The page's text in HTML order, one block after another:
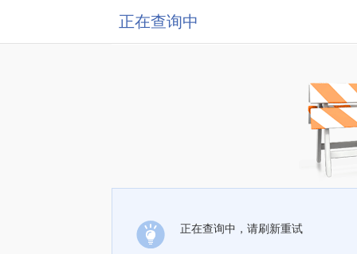
正在查询中
正在查询中，请刷新重试